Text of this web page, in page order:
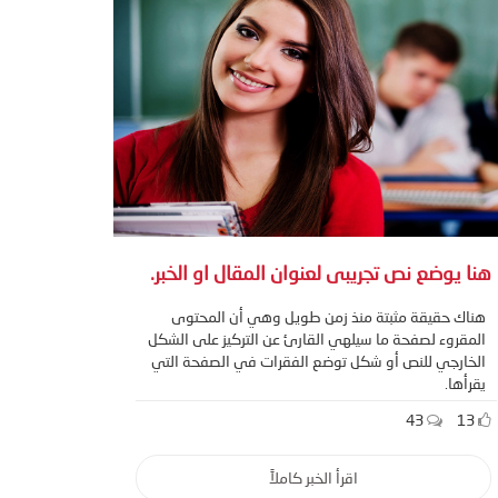
هنا يوضع نص تجريبى لعنوان المقال او الخبر.
هناك حقيقة مثبتة منذ زمن طويل وهي أن المحتوى
المقروء لصفحة ما سيلهي القارئ عن التركيز على الشكل
الخارجي للنص أو شكل توضع الفقرات في الصفحة التي
يقرأها.
اقرأ الخبر كاملاً